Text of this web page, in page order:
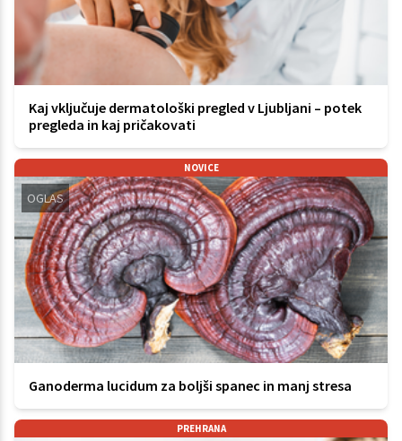
Kaj vključuje dermatološki pregled v Ljubljani – potek
pregleda in kaj pričakovati
NOVICE
OGLAS
Ganoderma lucidum za boljši spanec in manj stresa
PREHRANA